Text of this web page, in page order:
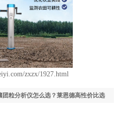
zxzx/1927.html
团粒分析仪怎么选？莱恩德高性价比选